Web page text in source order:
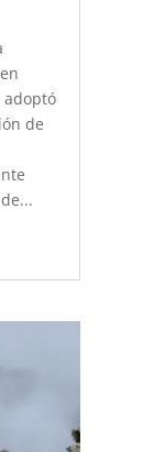
adoptó
de